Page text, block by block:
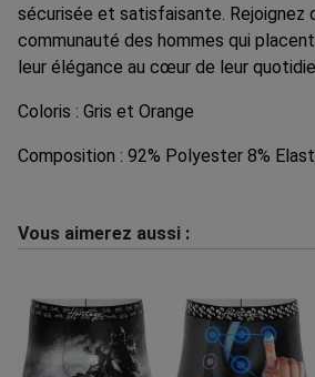
sécurisée et satisfaisante. Rejoignez
communauté des hommes qui
leur élégance au cœur de leur
Coloris : Gris et Orange
Composition : 92% Polyester 8%
Vous aimerez aussi :